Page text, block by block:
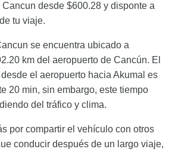
desde $600.28 y disponte a
tu viaje.
se encuentra ubicado a
km del aeropuerto de Cancún. El
el aeropuerto hacia Akumal es
20 min, sin embargo, este tiempo
del tráfico y clima.
por compartir el vehículo con otros
conducir después de un largo viaje,